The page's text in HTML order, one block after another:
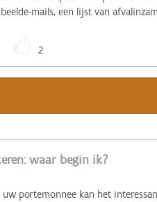
mails, een lijst van
2
waar begin ik?